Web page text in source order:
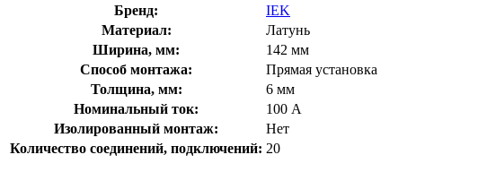
Бренд:
IEK
Материал:
Латунь
Ширина, мм:
142 мм
Способ монтажа:
Прямая установка
Толщина, мм:
6 мм
Номинальный ток:
100 А
Изолированный монтаж:
Нет
Количество соединений, подключений: 20